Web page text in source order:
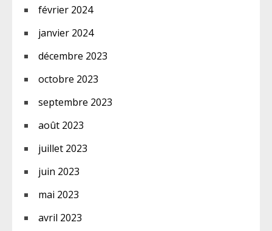
février 2024
janvier 2024
décembre 2023
octobre 2023
septembre 2023
août 2023
juillet 2023
juin 2023
mai 2023
avril 2023